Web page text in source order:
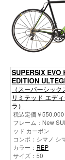
SUPERSIX
EDITION
（スーパーシッ
リミテッド エデ
ラ）
税込定価￥550,000
フレーム：New
ッド カーボン
コンポ：シマノ シ
カラー： REP
サイズ：50